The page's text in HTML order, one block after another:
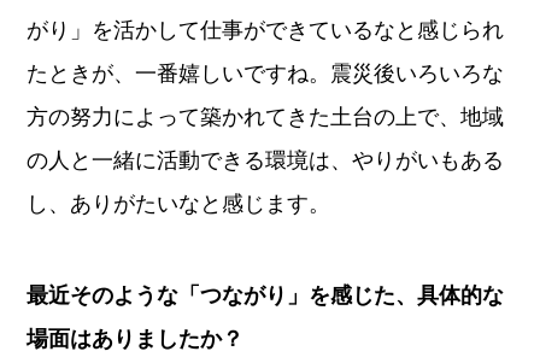
がり」を活かして仕事ができているなと感じられ
たときが、一番嬉しいですね。震災後いろいろな
方の努力によって築かれてきた土台の上で、地域
の人と一緒に活動できる環境は、やりがいもある
し、ありがたいなと感じます。
最近そのような「つながり」を感じた、具体的な
場面はありましたか？